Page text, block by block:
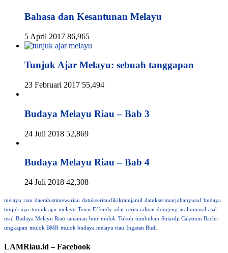
Bahasa dan Kesantunan Melayu
5 April 2017 86,965
Tunjuk Ajar Melayu: sebuah tanggapan
23 Februari 2017 55,494
Budaya Melayu Riau – Bab 3
24 Juli 2018 52,869
Budaya Melayu Riau – Bab 4
24 Juli 2018 42,308
melayu riau daerahistimewariau datukseritaufikikramjamil datukserimarjohanyusuf budaya
tunjuk ajar tunjuk ajar melayu Tenas Effendy adat cerita rakyat dongeng asal muasal asal
usul Budaya Melayu Riau tanaman bmr mulok Tokoh tumbuhan Sutardji Calzoum Bachri
ungkapan mulok BMR mulok budaya melayu riau Ingatan Budi
LAMRiau.id – Facebook